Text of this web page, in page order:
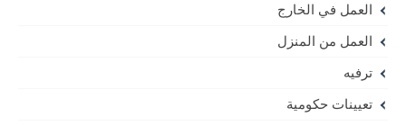
العمل في الخارج
العمل من المنزل
ترفيه
تعيينات حكومية